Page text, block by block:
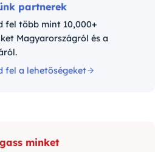
partnerek
fel több mint 10,000+
Magyarországról és a
fel a lehetőségeket
minket